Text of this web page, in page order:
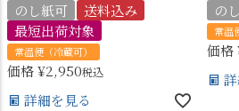
のし紙可
送料込み
最短出荷対象
常温便（冷蔵可）
価格¥2,950税込
詳細を見る
の
常温
価格